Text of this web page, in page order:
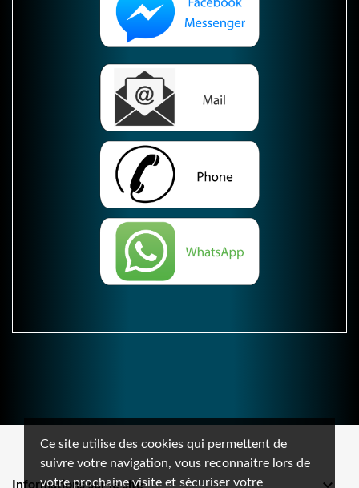
Ce site utilise des cookies qui permettent de
suivre votre navigation, vous reconnaitre lors de
votre prochaine visite et sécuriser votre
Informations sur le site